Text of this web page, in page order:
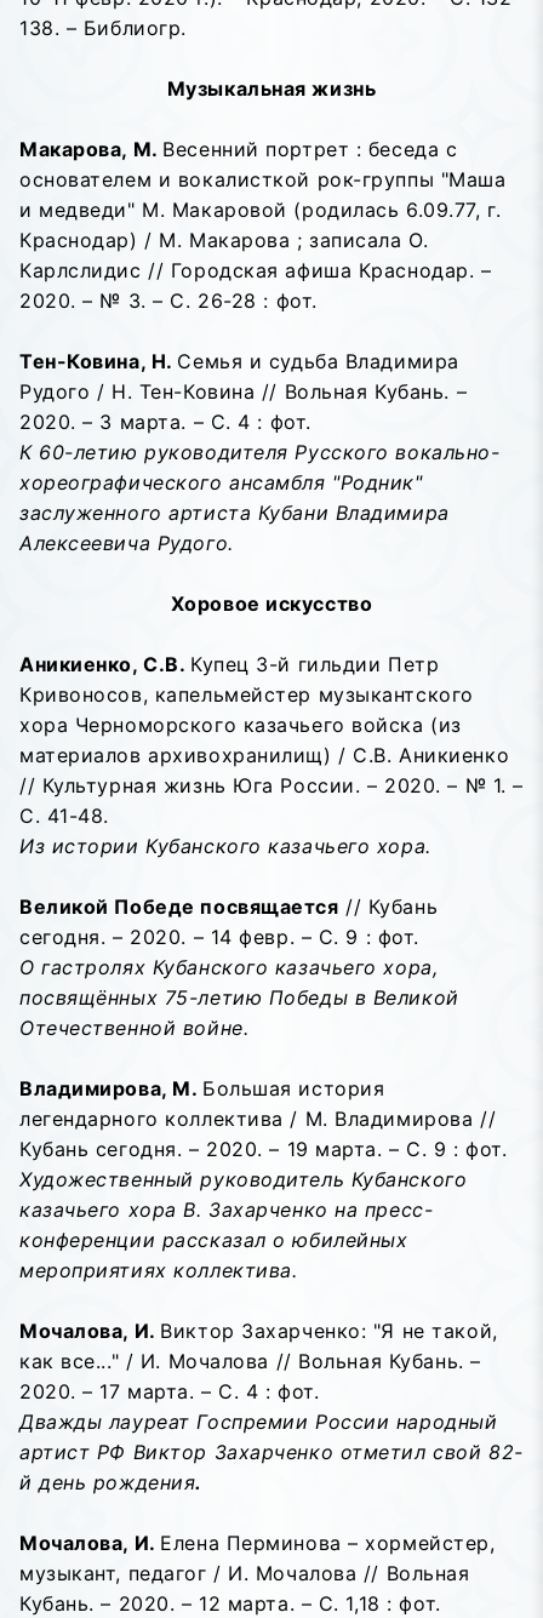
138. – Библиогр.
Музыкальная жизнь
Макарова, М. Весенний портрет : беседа с
основателем и вокалисткой рок-группы "Маша
и медведи" М. Макаровой (родилась 6.09.77, г.
Краснодар) / М. Макарова ; записала О.
Карлслидис // Городская афиша Краснодар. –
2020. – № 3. – С. 26-28 : фот.
Тен-Ковина, Н. Семья и судьба Владимира
Рудого / Н. Тен-Ковина // Вольная Кубань. –
2020. – 3 марта. – С. 4 : фот.
К 60-летию руководителя Русского вокально-
хореографического ансамбля "Родник"
заслуженного артиста Кубани Владимира
Алексеевича Рудого.
Хоровое искусство
Аникиенко, С.В. Купец 3-й гильдии Петр
Кривоносов, капельмейстер музыкантского
хора Черноморского казачьего войска (из
материалов архивохранилищ) / С.В. Аникиенко
// Культурная жизнь Юга России. – 2020. – № 1. –
С. 41-48.
Из истории Кубанского казачьего хора.
Великой Победе посвящается // Кубань
сегодня. – 2020. – 14 февр. – С. 9 : фот.
О гастролях Кубанского казачьего хора,
посвящённых 75-летию Победы в Великой
Отечественной войне.
Владимирова, М. Большая история
легендарного коллектива / М. Владимирова //
Кубань сегодня. – 2020. – 19 марта. – С. 9 : фот.
Художественный руководитель Кубанского
казачьего хора В. Захарченко на пресс-
конференции рассказал о юбилейных
мероприятиях коллектива.
Мочалова, И. Виктор Захарченко: "Я не такой,
как все..." / И. Мочалова // Вольная Кубань. –
2020. – 17 марта. – С. 4 : фот.
Дважды лауреат Госпремии России народный
артист РФ Виктор Захарченко отметил свой 82-
й день рождения.
Мочалова, И. Елена Перминова – хормейстер,
музыкант, педагог / И. Мочалова // Вольная
Кубань. – 2020. – 12 марта. – С. 1,18 : фот.